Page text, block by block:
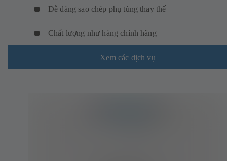
Dễ dàng sao chép phụ tùng thay thế
Chất lượng như hàng chính hãng
Xem các dịch vụ